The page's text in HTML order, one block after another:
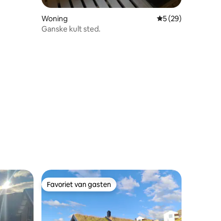
Woning Gemiddelde
5 (29)
Ganske kult sted.
Favoriet van gasten
Favoriet van gasten